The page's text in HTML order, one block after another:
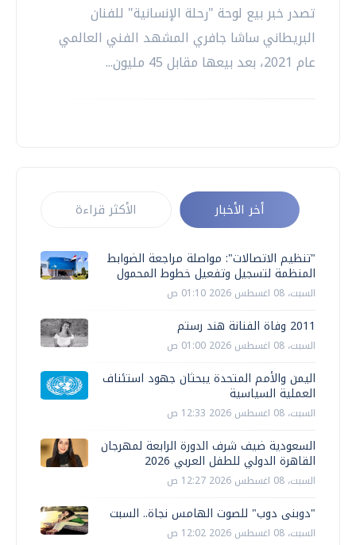
تصدر خبر بيع لوحة "رحلة الإنسانية" للفنان
البريطاني ساشا جافري المشهد الفني العالمي
عام 2021، بعد بيعها مقابل 45 مليون...
أخر الأخبار الأكثر قراءة
"تنظيم الاتصالات": مواصلة مراجعة الضوابط
المنظمة لتسجيل وتفعيل خطوط المحمول
السبت، 08 اغسطس 2026 01:10 ص
2011 وفاة الفنانة هند رستم
السبت، 08 اغسطس 2026 01:00 ص
اليمن والأمم المتحدة يبحثان جهود استئناف
العملية السياسية
السبت، 08 اغسطس 2026 12:33 ص
السعودية ضيف شرف الدورة الرابعة لمهرجان
القاهرة الدولي للطفل العربي 2026
السبت، 08 اغسطس 2026 12:27 ص
"دوبنى دوب" للصوت الهامس نجاة.. السبت
السبت، 08 اغسطس 2026 12:02 ص